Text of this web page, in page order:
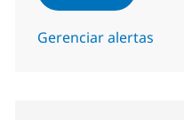
Gerenciar alertas